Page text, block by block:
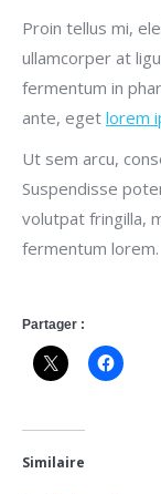
Proin tellus mi,
ullamcorper at
fermentum in
ante, eget lorem
Ut sem arcu,
Suspendisse
volutpat fringilla,
fermentum lorem.
Partager :
Similaire